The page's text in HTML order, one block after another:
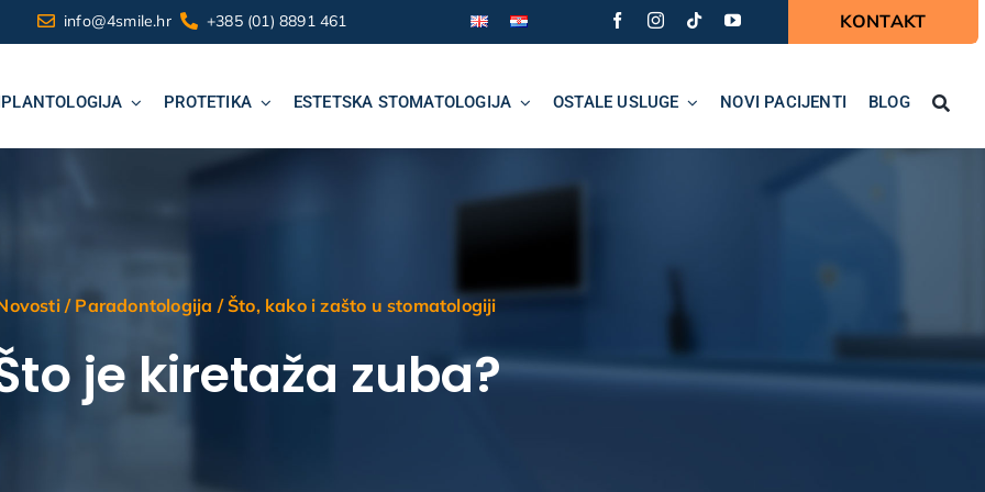
info@4smile.hr +385 (01) 8891 461 KONTAKT
PROTETIKA ESTETSKA STOMATOLOGIJA OSTALE USLUGE NOVI PACIJENTI BLOG
/ Paradontologija /Što, kako i zašto u stomatologiji
je kiretaža zuba?